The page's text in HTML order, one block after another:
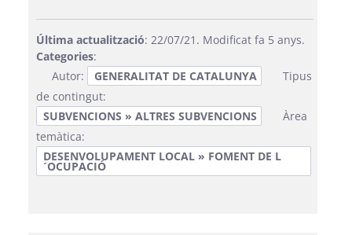
Última actualització: 22/07/21. Modificat fa 5 anys.
Categories:
Autor:
GENERALITAT DE CATALUNYA
Tipus
de contingut:
SUBVENCIONS » ALTRES SUBVENCIONS
Àrea
temàtica:
DESENVOLUPAMENT LOCAL » FOMENT DE L
´OCUPACIÓ